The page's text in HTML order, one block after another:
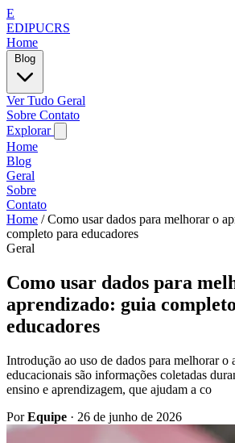
E
EDIPUCRS
Home
Ver Tudo Geral
Sobre Contato
Explorar
Home
Blog
Geral
Sobre
Contato
Home / Como usar dados para melhorar o
completo para educadores
Geral
Como usar dados para
aprendizado: guia
educadores
Introdução ao uso de dados para melhorar o
educacionais são informações coletadas
ensino e aprendizagem, que ajudam a co
PorEquipe · 26 de junho de 2026